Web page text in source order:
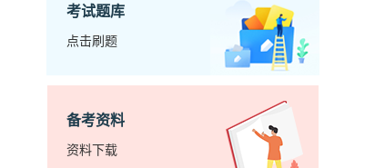
考试题库
点击刷题
备考资料
资料下载